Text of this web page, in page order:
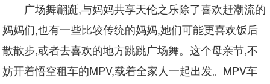
广场舞翩跹,与妈妈共享天伦之乐除了喜欢赶潮流的
妈妈们,也有一些比较传统的妈妈,她们可能更喜欢饭后
散散步,或者去喜欢的地方跳跳广场舞。这个母亲节,不
妨开着悟空租车的MPV,载着全家人一起出发。MPV车